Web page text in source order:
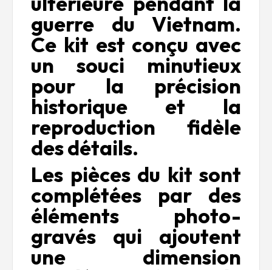
guerre du Vietnam.
Ce kit est conçu avec
un souci minutieux
pour la précision
historique et la
reproduction fidèle
des détails.
Les pièces du kit sont
complétées par des
éléments photo-
gravés qui ajoutent
une dimension